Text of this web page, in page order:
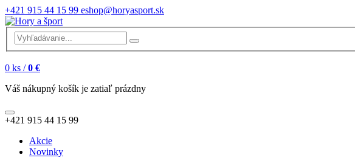
+421 915 44 15 99 eshop@horyasport.sk
0 ks / 0 €
Váš nákupný košík je zatiaľ prázdny
+421 915 44 15 99
Akcie
Novinky